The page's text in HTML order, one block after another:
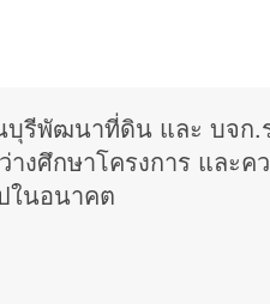
บุรีพัฒนาที่ดิน และ บจก.
งศึกษาโครงการ และค
ในอนาคต